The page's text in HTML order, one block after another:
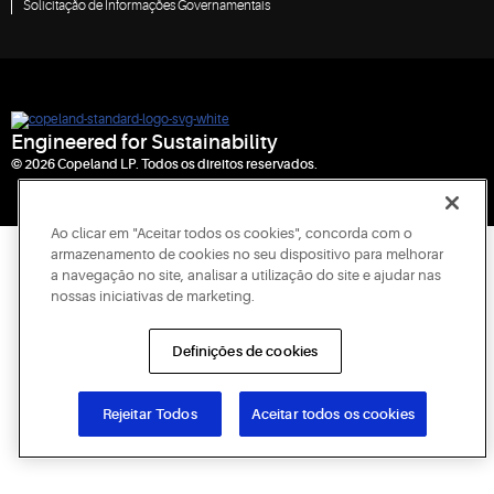
Solicitação de Informações Governamentais
Engineered for Sustainability
© 2026 Copeland LP. Todos os direitos reservados.
Ao clicar em "Aceitar todos os cookies", concorda com o
armazenamento de cookies no seu dispositivo para melhorar
a navegação no site, analisar a utilização do site e ajudar nas
nossas iniciativas de marketing.
Definições de cookies
Rejeitar Todos Aceitar todos os cookies